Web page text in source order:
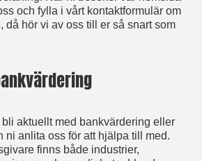
och fylla i vårt kontaktformulär om
då hör vi av oss till er så snart som
aktuellt med bankvärdering eller
ni anlita oss för att hjälpa till med.
finns både industrier,